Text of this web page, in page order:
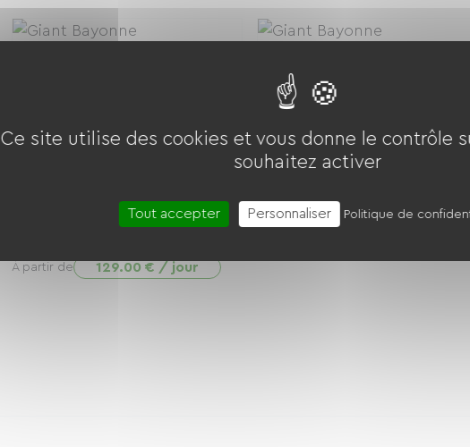
Giant TCR Advanced Pro 2 -
À partir de 129.00 € / jour
Giant Trance X E+1
Ce site utilise des cookies et vous donne le contrôle
souhaitez activer
Tout accepter Personnaliser Politique de